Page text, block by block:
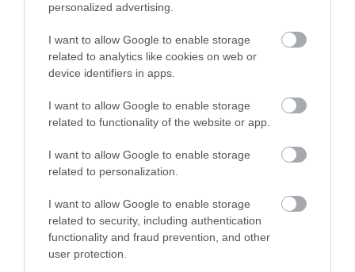
personalized advertising.
I want to allow Google to enable storage
related to analytics like cookies on web or
device identifiers in apps.
I want to allow Google to enable storage
related to functionality of the website or app.
I want to allow Google to enable storage
related to personalization.
I want to allow Google to enable storage
related to security, including authentication
functionality and fraud prevention, and other
user protection.
HASONLÓ ÉRDEKESSÉGEK
EGY ELSÜLLYEDT HAJÓ